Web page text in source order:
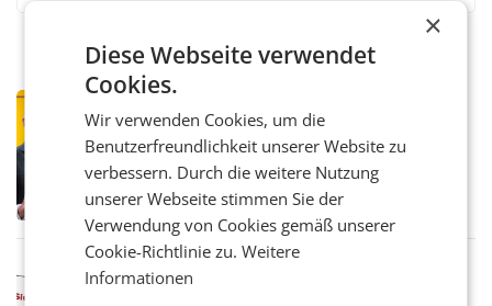
Österreichische Post: Umsatzplus im
ersten Halbjahr trotz schwachem
Briefgeschäft
WIEN Die Österreichische Post AG hat im
ersten Halbjahr 2026 einen Konzernumsatz
von 1.544,0 Mio. EUR erwirtschaftet, was
einem Plus von 3,8 Prozent gegenüber dem
Vergleichszeitraum
×
Diese Webseite verwendet
Cookies.
Wir verwenden Cookies, um die
Benutzerfreundlichkeit unserer Website zu
verbessern. Durch die weitere Nutzung
unserer Webseite stimmen Sie der
Verwendung von Cookies gemäß unserer
Cookie-Richtlinie zu.Weitere
Informationen